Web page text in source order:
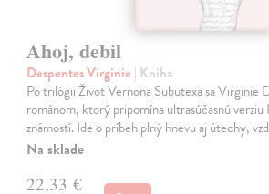
Ahoj, debil
Despentes Virginie | Kniha
Po trilógii Život Vernona Subutexa sa Virginie
románom, ktorý pripomína ultrasúčasnú
známostí. Ide o príbeh plný hnevu aj útechy,
Na sklade
22,33 €